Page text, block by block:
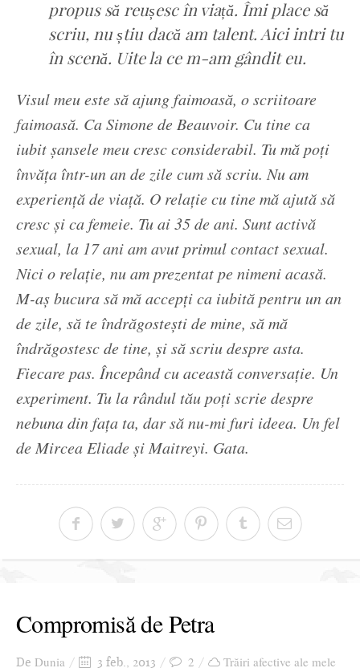
propus să reușesc în viață. Îmi place să
scriu, nu știu dacă am talent. Aici intri tu
în scenă. Uite la ce m-am gândit eu.
Visul meu este să ajung faimoasă, o scriitoare
faimoasă. Ca Simone de Beauvoir. Cu tine ca
iubit șansele meu cresc considerabil. Tu mă poți
învăța într-un an de zile cum să scriu. Nu am
experiență de viață. O relație cu tine mă ajută să
cresc și ca femeie. Tu ai 35 de ani. Sunt activă
sexual, la 17 ani am avut primul contact sexual.
Nici o relație, nu am prezentat pe nimeni acasă.
M-aș bucura să mă accepți ca iubită pentru un an
de zile, să te îndrăgostești de mine, să mă
îndrăgostesc de tine, și să scriu despre asta.
Fiecare pas. Începând cu această conversație. Un
experiment. Tu la rândul tău poți scrie despre
nebuna din fața ta, dar să nu-mi furi ideea. Un fel
de Mircea Eliade și Maitreyi. Gata.
Compromisă de Petra
De Dunia 3 feb., 2013 2
Trăiri afective ale mele